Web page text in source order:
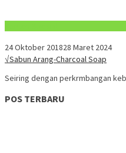
24 Oktober 201828 Maret 2024
√Sabun Arang-Charcoal Soap
Seiring dengan perkrmbangan
POS TERBARU